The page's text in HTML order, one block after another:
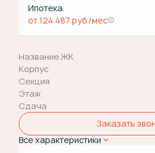
Ипотека
от 124 487 руб./мес
Название ЖК
Корпус
Секция
Этаж
Сдача
Заказать
Все характеристики